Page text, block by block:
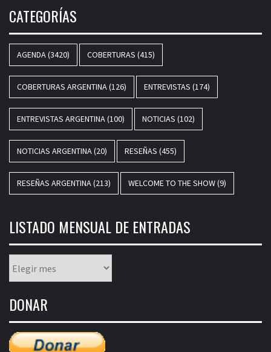
CATEGORÍAS
AGENDA(3420) COBERTURAS (415)
COBERTURAS ARGENTINA(126) ENTREVISTAS (174)
ENTREVISTAS ARGENTINA(100) NOTICIAS (102)
NOTICIAS ARGENTINA(20) RESEÑAS (455)
RESEÑAS ARGENTINA(213) WELCOME TO THE SHOW(9)
LISTADO MENSUAL DE ENTRADAS
mensual
entradas
DONAR